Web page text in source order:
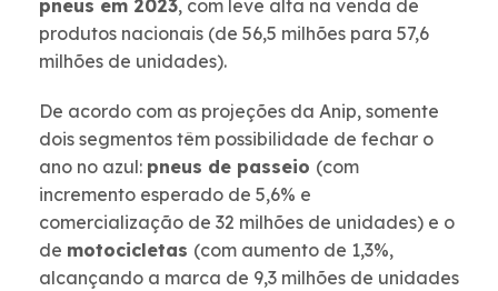
pneus em 2023, com leve alta na venda de
produtos nacionais (de 56,5 milhões para 57,6
milhões de unidades).
De acordo com as projeções da Anip, somente
dois segmentos têm possibilidade de fechar o
ano no azul: pneus de passeio (com
incremento esperado de 5,6% e
comercialização de 32 milhões de unidades) e o
de motocicletas (com aumento de 1,3%,
alcançando a marca de 9,3 milhões de unidades